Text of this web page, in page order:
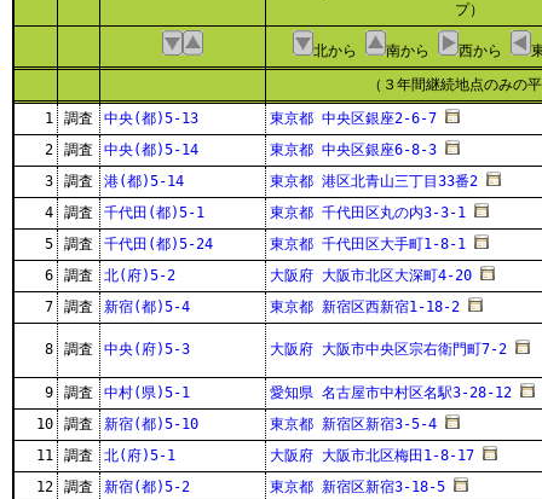
プ）
北から 南から 西から
（３年間継続地点のみの
1
調査 中央(都)5-13
東京都 中央区銀座2-6-7
2
調査 中央(都)5-14
東京都 中央区銀座6-8-3
3
調査 港(都)5-14
東京都 港区北青山三丁目33番2
4
調査 千代田(都)5-1
東京都 千代田区丸の内3-3-1
5
調査 千代田(都)5-24
東京都 千代田区大手町1-8-1
6
調査 北(府)5-2
大阪府 大阪市北区大深町4-20
7
調査 新宿(都)5-4 東京都 新宿区西新宿1-18-2
8 調査 中央(府)5-3 大阪府 大阪市中央区宗右衛門町7-2
9 調査 中村(県)5-1
愛知県 名古屋市中村区名駅3-28-12
10
調査 新宿(都)5-10
東京都 新宿区新宿3-5-4
11
調査 北(府)5-1
大阪府 大阪市北区梅田1-8-17
12
調査 新宿(都)5-2
東京都 新宿区新宿3-18-5